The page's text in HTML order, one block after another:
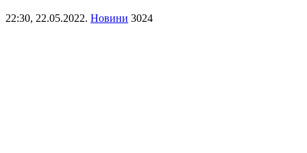
22:30, 22.05.2022. Новини 3024